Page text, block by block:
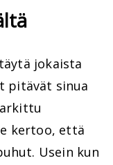
jokaista
pitävät sinua
kertoo, että
Usein kun